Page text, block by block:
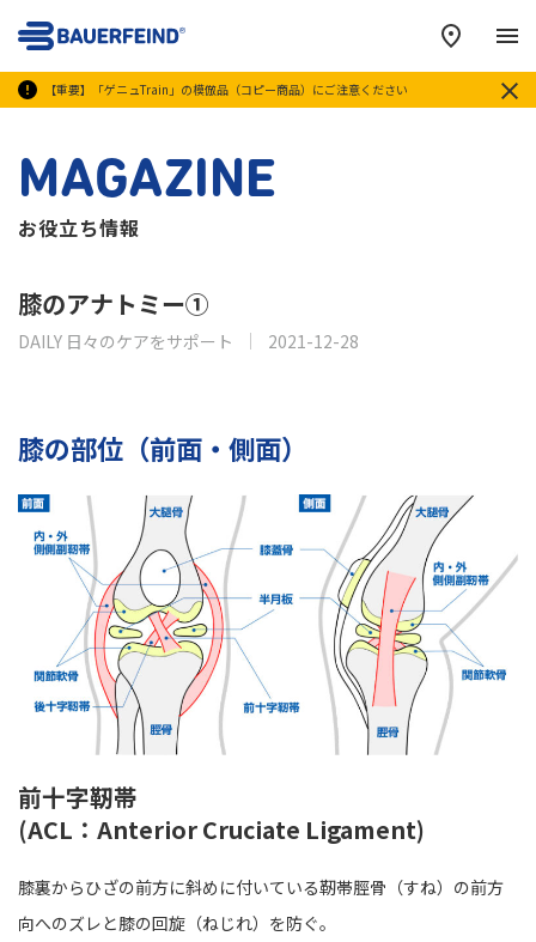
【重要】「ゲニュTrain」の模倣品（コピー商品）にご注意ください
メ
MAGAZINE
お役立ち情報
膝のアナトミー①
DAILY 日々のケアをサポート 2021-12-28
膝の部位（前面・側面）
前十字靭帯
(ACL：Anterior Cruciate Ligament)
膝裏からひざの前方に斜めに付いている靭帯脛骨（すね）の前方
向へのズレと膝の回旋（ねじれ）を防ぐ。